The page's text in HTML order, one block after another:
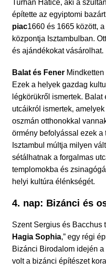
Turhan Hatice, aki a
építette az egyiptomi
piac1660 és 1665 között,
központja Isztambulban.
és ajándékokat vásárolhat.
Balat és Fener
Ezek a helyek gazdag
légkörükről ismertek.
utcáikról ismertek,
oszmán otthonokkal
örmény befolyással ezek
Isztambul múltja milyen
sétálhatnak a forgalmas
templomokba és
helyi kultúra élénkségét.
4. nap: Bizánci és
Szent Sergius és Bacchus
Hagia Sophia,” egy régi
Bizánci Birodalom idején
volt a bizánci építészet